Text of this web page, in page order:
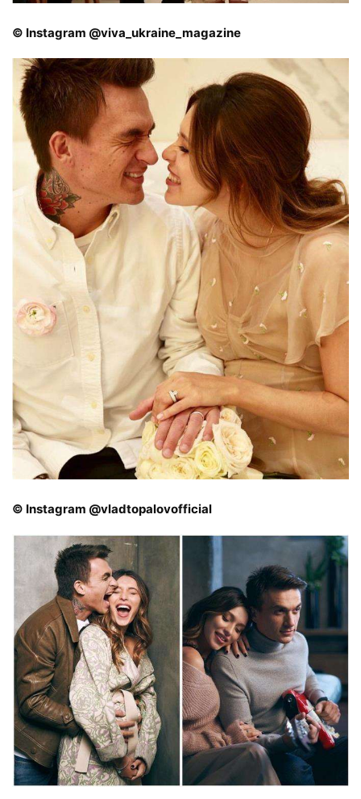
© Instagram @viva_ukraine_magazine
© Instagram @vladtopalovofficial